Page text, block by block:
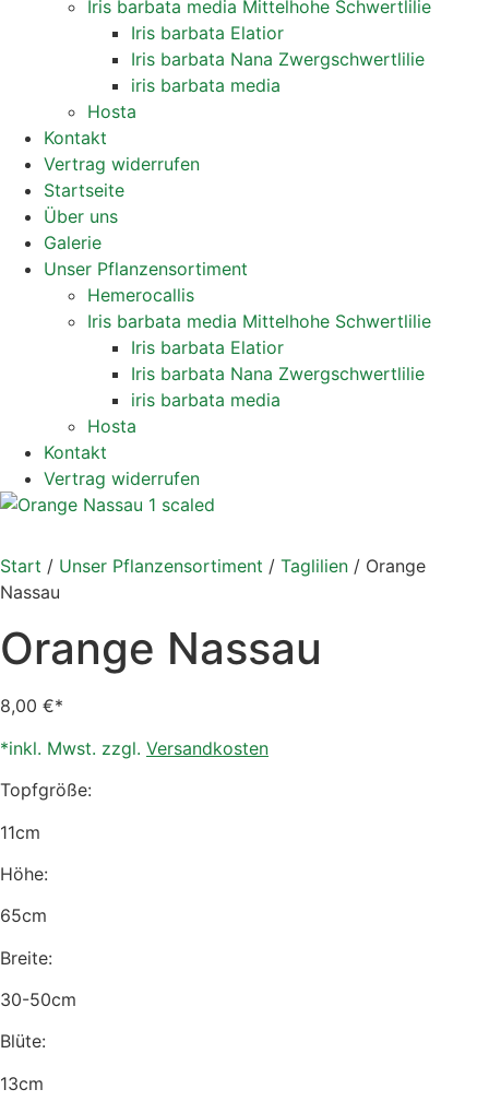
Iris barbata media Mittelhohe Schwertlilie
Iris barbata Elatior
Iris barbata Nana Zwergschwertlilie
iris barbata media
Hosta
Kontakt
Vertrag widerrufen
Startseite
Über uns
Galerie
Unser Pflanzensortiment
Hemerocallis
Iris barbata media Mittelhohe Schwertlilie
Iris barbata Elatior
Iris barbata Nana Zwergschwertlilie
iris barbata media
Hosta
Kontakt
Vertrag widerrufen
Start / Unser Pflanzensortiment / Taglilien / Orange
Nassau
Orange Nassau
8,00 €
*inkl. Mwst. zzgl. Versandkosten
Topfgröße:
11cm
Höhe:
65cm
Breite:
30-50cm
Blüte:
13cm